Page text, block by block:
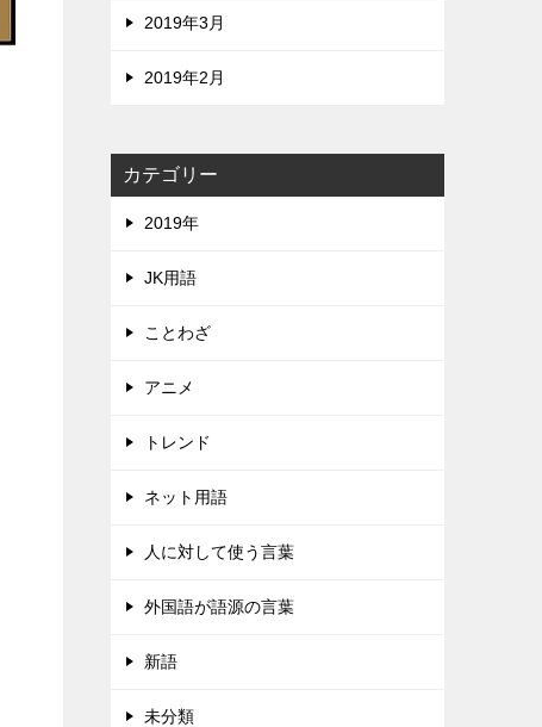
2019年3月
2019年2月
カテゴリー
2019年
JK用語
ことわざ
アニメ
トレンド
ネット用語
人に対して使う言葉
外国語が語源の言葉
新語
未分類